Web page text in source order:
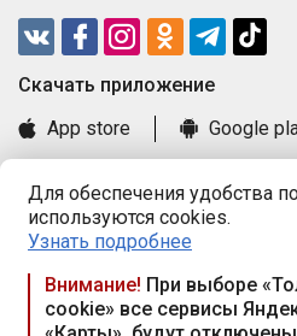
Для обеспечения удобства
используются cookies.
Узнать подробнее
Внимание! При выборе
cookie» все сервисы
Cкачать приложение
App store
Google
Книга замечаний и предложений
Правила и документы
Praca.by © 2000—2026, ООО
Республика Беларусь, 220114, г.
117а, пом. № 9.